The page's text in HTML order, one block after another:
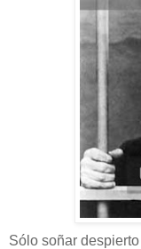
Sólo soñar